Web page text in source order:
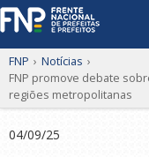
FNP › Notícias ›
FNP promove debate
regiões metropolitanas
04/09/25